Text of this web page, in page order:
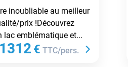
inoubliable au meilleur
prix !Découvrez
lac emblématique et...
1312 € TTC/pers.